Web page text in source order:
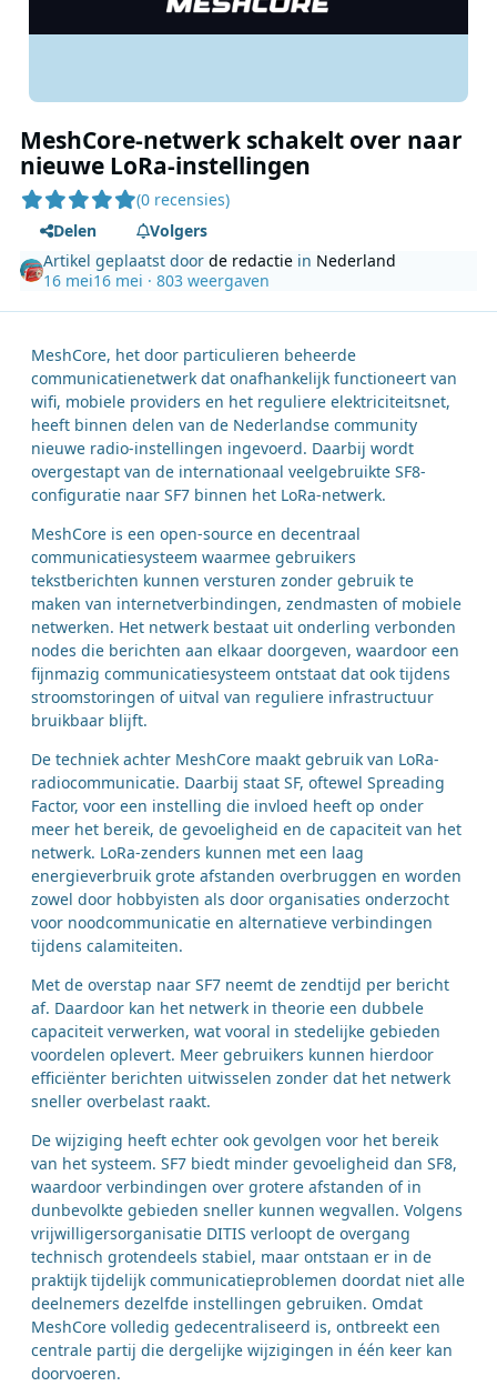
MeshCore-netwerk schakelt over naar
nieuwe LoRa-instellingen
(0 recensies)
Delen
Volgers
Artikel geplaatst doorde redactie in Nederland
16 mei16 mei · 803 weergaven
MeshCore, het door particulieren beheerde
communicatienetwerk dat onafhankelijk functioneert van
wifi, mobiele providers en het reguliere elektriciteitsnet,
heeft binnen delen van de Nederlandse community
nieuwe radio-instellingen ingevoerd. Daarbij wordt
overgestapt van de internationaal veelgebruikte SF8-
configuratie naar SF7 binnen het LoRa-netwerk.
MeshCore is een open-source en decentraal
communicatiesysteem waarmee gebruikers
tekstberichten kunnen versturen zonder gebruik te
maken van internetverbindingen, zendmasten of mobiele
netwerken. Het netwerk bestaat uit onderling verbonden
nodes die berichten aan elkaar doorgeven, waardoor een
fijnmazig communicatiesysteem ontstaat dat ook tijdens
stroomstoringen of uitval van reguliere infrastructuur
bruikbaar blijft.
De techniek achter MeshCore maakt gebruik van LoRa-
radiocommunicatie. Daarbij staat SF, oftewel Spreading
Factor, voor een instelling die invloed heeft op onder
meer het bereik, de gevoeligheid en de capaciteit van het
netwerk. LoRa-zenders kunnen met een laag
energieverbruik grote afstanden overbruggen en worden
zowel door hobbyisten als door organisaties onderzocht
voor noodcommunicatie en alternatieve verbindingen
tijdens calamiteiten.
Met de overstap naar SF7 neemt de zendtijd per bericht
af. Daardoor kan het netwerk in theorie een dubbele
capaciteit verwerken, wat vooral in stedelijke gebieden
voordelen oplevert. Meer gebruikers kunnen hierdoor
efficiënter berichten uitwisselen zonder dat het netwerk
sneller overbelast raakt.
De wijziging heeft echter ook gevolgen voor het bereik
van het systeem. SF7 biedt minder gevoeligheid dan SF8,
waardoor verbindingen over grotere afstanden of in
dunbevolkte gebieden sneller kunnen wegvallen. Volgens
vrijwilligersorganisatie DITIS verloopt de overgang
technisch grotendeels stabiel, maar ontstaan er in de
praktijk tijdelijk communicatieproblemen doordat niet alle
deelnemers dezelfde instellingen gebruiken. Omdat
MeshCore volledig gedecentraliseerd is, ontbreekt een
centrale partij die dergelijke wijzigingen in één keer kan
doorvoeren.